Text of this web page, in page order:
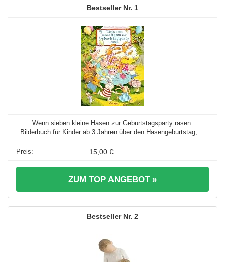
1
Wenn sieben kleine Hasen zur Geburtstagsparty rasen:
Bilderbuch für Kinder ab 3 Jahren über den Hasengeburtstag, ...
15,00 €
ZUM TOP ANGEBOT »
2